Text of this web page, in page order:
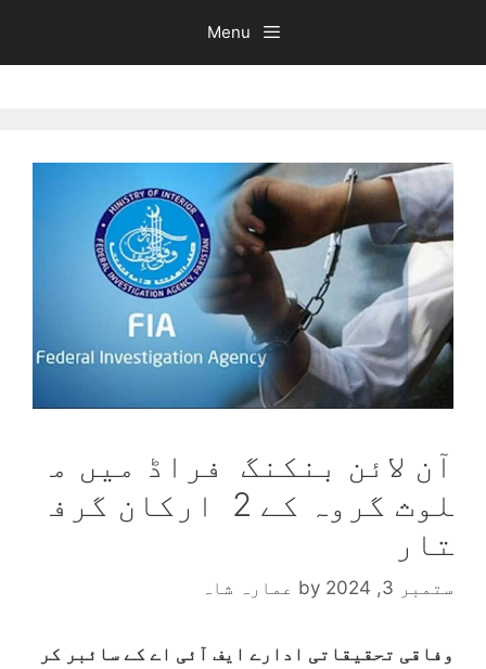
content
Menu
آن لائن بنکنگ فراڈ میں م
لوث گروہ کے 2 ارکان گرف
تار
ستمبر 3, 2024 by عمارہ شاہ
وفاقی تحقیقاتی ادارے ایف آئی اے کے سائبر کر